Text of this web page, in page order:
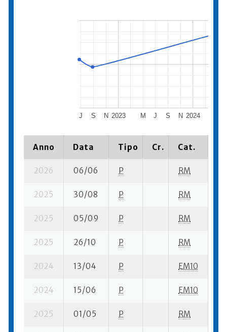
2023 2024
J S N M J S N
Anno Data Tipo Cr. Cat.
2026 06/06 P RM
2025 30/08 P RM
2025 05/09 P RM
2025 26/10 P RM
2024 13/04 P EM10
2024 15/06 P EM10
2025 01/05 P RM